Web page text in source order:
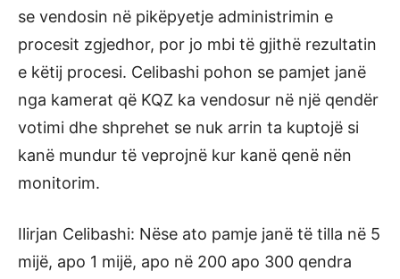
se vendosin në pikëpyetje administrimin e
procesit zgjedhor, por jo mbi të gjithë rezultatin
e këtij procesi. Celibashi pohon se pamjet janë
nga kamerat që KQZ ka vendosur në një qendër
votimi dhe shprehet se nuk arrin ta kuptojë si
kanë mundur të veprojnë kur kanë qenë nën
monitorim.
Ilirjan Celibashi: Nëse ato pamje janë të tilla në 5
mijë, apo 1 mijë, apo në 200 apo 300 qendra